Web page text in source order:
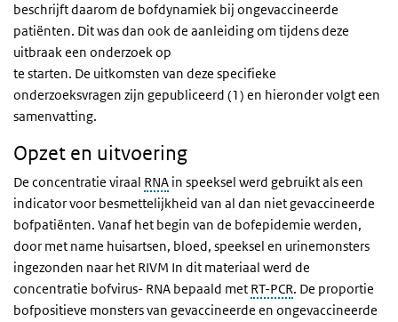
beschrijft daarom de bofdynamiek bij ongevaccineerde
patiënten. Dit was dan ook de aanleiding om tijdens deze
uitbraak een onderzoek op
te starten. De uitkomsten van deze specifieke
onderzoeksvragen zijn gepubliceerd (1) en hieronder volgt een
samenvatting.
Opzet en uitvoering
De concentratie viraal RNA in speeksel werd gebruikt als een
indicator voor besmettelijkheid van al dan niet gevaccineerde
bofpatiënten. Vanaf het begin van de bofepidemie werden,
door met name huisartsen, bloed, speeksel en urinemonsters
ingezonden naar het RIVM In dit materiaal werd de
concentratie bofvirus- RNA bepaald met RT-PCR. De proportie
bofpositieve monsters van gevaccineerde en ongevaccineerde